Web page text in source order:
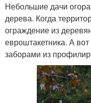
Небольшие дачи
дерева. Когда
ограждение из
евроштакетника. А
заборами из